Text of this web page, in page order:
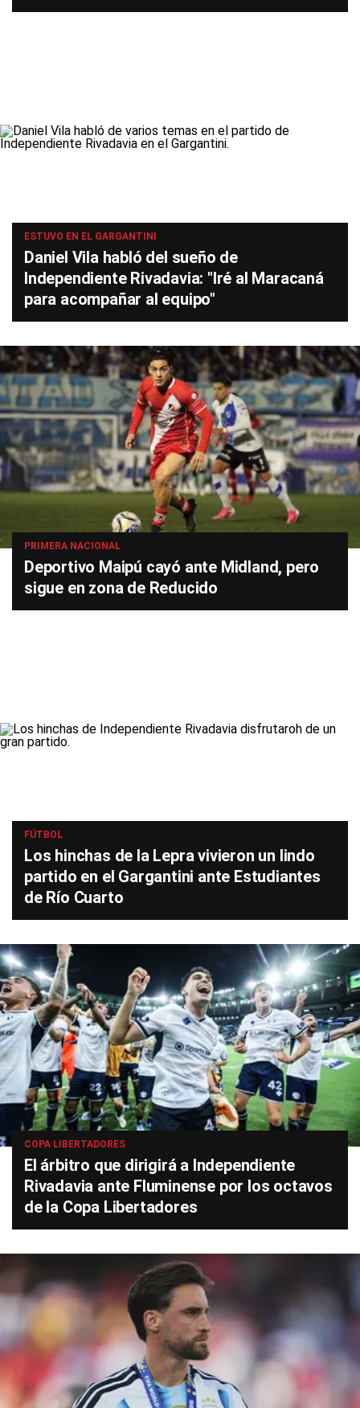
ESTUVO EN EL GARGANTINI
Daniel Vila habló del sueño de
Independiente Rivadavia: "Iré al Maracaná
para acompañar al equipo"
PRIMERA NACIONAL
Deportivo Maipú cayó ante Midland, pero
sigue en zona de Reducido
FÚTBOL
Los hinchas de la Lepra vivieron un lindo
partido en el Gargantini ante Estudiantes
de Río Cuarto
COPA LIBERTADORES
El árbitro que dirigirá a Independiente
Rivadavia ante Fluminense por los octavos
de la Copa Libertadores